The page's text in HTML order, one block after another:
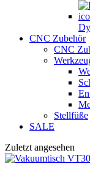
CNC Zubehör
CNC
Stellfüße
SALE
Zuletzt angesehen